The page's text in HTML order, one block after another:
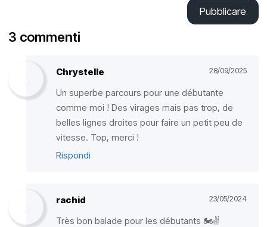
Pubblicare
3 commenti
Chrystelle 28/09/2025
Un superbe parcours pour une débutante
comme moi ! Des virages mais pas trop, de
belles lignes droites pour faire un petit peu de
vitesse. Top, merci !
Rispondi
rachid 23/05/2024
Très bon balade pour les débutants 🏍️✌️